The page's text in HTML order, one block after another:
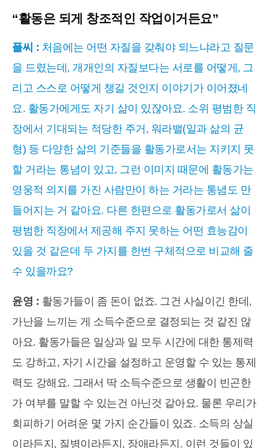
“활동은 되게 창조적인 작업이거든요”
플씨 : 처음에는 어떤 자질을 갖춰야 되느냐라고 질문
을 드렸는데, 개개인의 자질보다는 서로를 어떻게, 그
리고 스스로 어떻게 챙길 것인지 이야기가 이어졌네
요. 활동가에게도 자기 삶이 있잖아요. 소위 평범한 직
장에서 기대되는 적당한 주거, 워라밸(일과 삶의 균
형) 등 다양한 삶의 기준들을 활동가로서는 지키지 못
할 거라는 통념이 있고, 그런 이미지 때문에 활동가는
영웅적 의지를 가진 사람만이 하는 거라는 통념도 만
들어지는 거 같아요. 다른 한편으로 활동가로서 삶이
평범한 직장에서 제공해 주지 못하는 어떤 효능감이
있을 것 같은데 두 가지를 한번 구체적으로 비교해 줄
수 있을까요?
윤영 : 활동가들이 좀 돈이 없죠. 그건 사실이긴 한데,
가난을 느끼는 게 소득수준으로 결정되는 것 같진 않
아요. 활동가들은 일상과 일 모두 시간에 대한 통제력
도 강하고, 자기 시간을 설정하고 운영할 수 있는 통제
력도 강해요. 그래서 딱 소득수준으로 생활이 빈곤한
가 여부를 말할 수 있는건 아닌것 같아요. 물론 우리가
회피하기 어려운 몇 가지 순간들이 있죠. 소득의 상실
이라든지, 질병이라든지, 장애라든지. 이런 것들이 있